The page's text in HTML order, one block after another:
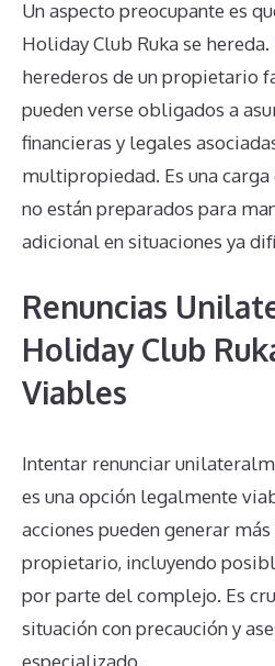
Un aspecto preocupante es
Holiday Club Ruka se
herederos de un propietario
pueden verse obligados a
financieras y legales
multipropiedad. Es una
no están preparados para
adicional en situaciones ya
Renuncias
Holiday Club
Viables
Intentar renunciar
es una opción legalmente
acciones pueden generar
propietario, incluyendo
por parte del complejo. Es
situación con precaución y
especializado.